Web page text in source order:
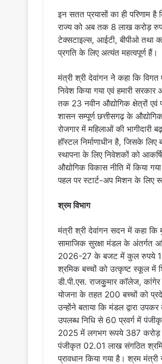
इन सतत प्रयासों का ही परिणाम है
राज्य को अब तक 8 लाख करोड़
टेक्सटाइल्स, आईटी, बीपीओ तथा
प्रगति के लिए अत्यंत महत्वपूर्ण हैं।
मंत्री श्री देवांगन नेे कहा कि
निवेश किया गया एवं हमारी
तक 23 नवीन औद्योगिक क्षेत्रों एवं
शासन सम्पूर्ण छत्तीसगढ़ के
रोजगार में महिलाओं की
हॉस्टल निर्माणाधीन है, जिसके
स्थापना के लिए निवेशकों को
औद्योगिक विकास नीति में किया
पहल पर स्टार्ट-अप मिशन के लिए
श्रम विभाग
मंत्री श्री देवांगन सदन में कहा कि
सामाजिक सुरक्षा मंडल के अंतर्गत
2026-27 के बजट में कुल रुपये
श्रमिक बच्चों को उत्कृष्ट स्कूल में
डी.पी.एस. राजकुुमार कॉलेज,
योजना के तहत 200 बच्चों को
उन्होंने बताया कि मंडल द्वारा
उपलब्ध निधि से 60 प्रवर्ग में
2025 में लगभग रूपये 387 करोड़
पंजीकृत 02.01 लाख संगठित
प्रावधान किया गया है। श्रम